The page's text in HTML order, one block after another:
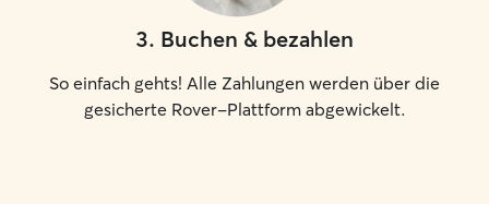
3. Buchen & bezahlen
So einfach gehts! Alle Zahlungen werden über die
gesicherte Rover-Plattform abgewickelt.